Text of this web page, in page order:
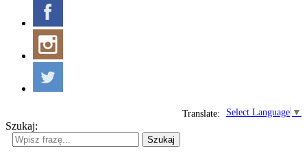
Select Language ▼
Translate:
Szukaj:
Szukaj